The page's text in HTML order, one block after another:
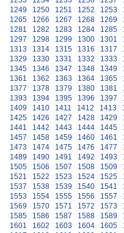
1249
1250 1251 1252 1253
1265
1266 1267 1268 1269
1281
1282 1283 1284 1285
1297
1298 1299 1300 1301
1313
1314 1315 1316 1317
1329
1330 1331 1332 1333
1345
1346 1347 1348 1349
1361
1362 1363 1364 1365
1377
1378 1379 1380 1381
1393
1394 1395 1396 1397
1409
1410 1411 1412 1413
1425
1426 1427 1428 1429
1441
1442 1443 1444 1445
1457
1458 1459 1460 1461
1473
1474 1475 1476 1477
1489
1490 1491 1492 1493
1505
1506 1507 1508 1509
1521
1522 1523 1524 1525
1537
1538 1539 1540 1541
1553
1554 1555 1556 1557
1569
1570 1571 1572 1573
1585
1586 1587 1588 1589
1601
1602 1603 1604 1605